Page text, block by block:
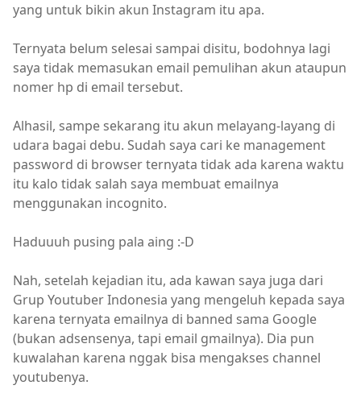
yang untuk bikin akun Instagram itu apa.
Ternyata belum selesai sampai disitu, bodohnya lagi
saya tidak memasukan email pemulihan akun ataupun
nomer hp di email tersebut.
Alhasil, sampe sekarang itu akun melayang-layang di
udara bagai debu. Sudah saya cari ke management
password di browser ternyata tidak ada karena waktu
itu kalo tidak salah saya membuat emailnya
menggunakan incognito.
Haduuuh pusing pala aing :-D
Nah, setelah kejadian itu, ada kawan saya juga dari
Grup Youtuber Indonesia yang mengeluh kepada saya
karena ternyata emailnya di banned sama Google
(bukan adsensenya, tapi email gmailnya). Dia pun
kuwalahan karena nggak bisa mengakses channel
youtubenya.